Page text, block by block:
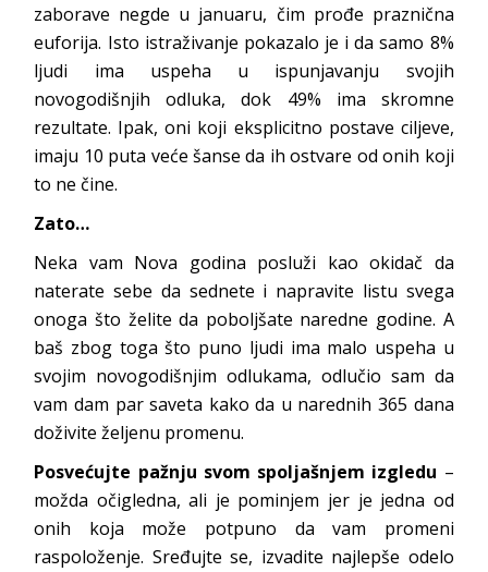
zaborave negde u januaru, čim prođe praznična
euforija. Isto istraživanje pokazalo je i da samo 8%
ljudi ima uspeha u ispunjavanju svojih
novogodišnjih odluka, dok 49% ima skromne
rezultate. Ipak, oni koji eksplicitno postave ciljeve,
imaju 10 puta veće šanse da ih ostvare od onih koji
to ne čine.
Zato…
Neka vam Nova godina posluži kao okidač da
naterate sebe da sednete i napravite listu svega
onoga što želite da poboljšate naredne godine. A
baš zbog toga što puno ljudi ima malo uspeha u
svojim novogodišnjim odlukama, odlučio sam da
vam dam par saveta kako da u narednih 365 dana
doživite željenu promenu.
Posvećujte pažnju svom spoljašnjem izgledu –
možda očigledna, ali je pominjem jer je jedna od
onih koja može potpuno da vam promeni
raspoloženje. Sređujte se, izvadite najlepše odelo